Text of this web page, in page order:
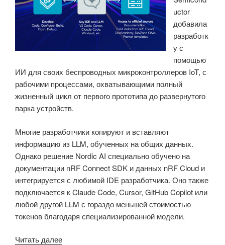
6,
Bluetooth
5.4,
802.15.4,
M,
NB-
IoT
и
uctor
добавила
разработк
у с
помощью
ИИ для своих беспроводных микроконтроллеров IoT, с
рабочими процессами, охватывающими полный
жизненный цикл от первого прототипа до развернутого
парка устройств.
Многие разработчики копируют и вставляют
информацию из LLM, обученных на общих данных.
Однако решение Nordic AI специально обучено на
документации nRF Connect SDK и данных nRF Cloud и
интегрируется с любимой IDE разработчика. Оно также
подключается к Claude Code, Cursor, GitHub Copilot или
любой другой LLM с гораздо меньшей стоимостью
токенов благодаря специализированной модели.
Читать далее«Nordic